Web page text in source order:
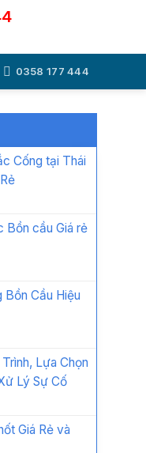
0358 177 444
Cống tại Thái
Bồn cầu Giá rẻ
Cầu Hiệu
Lựa Chọn
Lý Sự Cố
Giá Rẻ và